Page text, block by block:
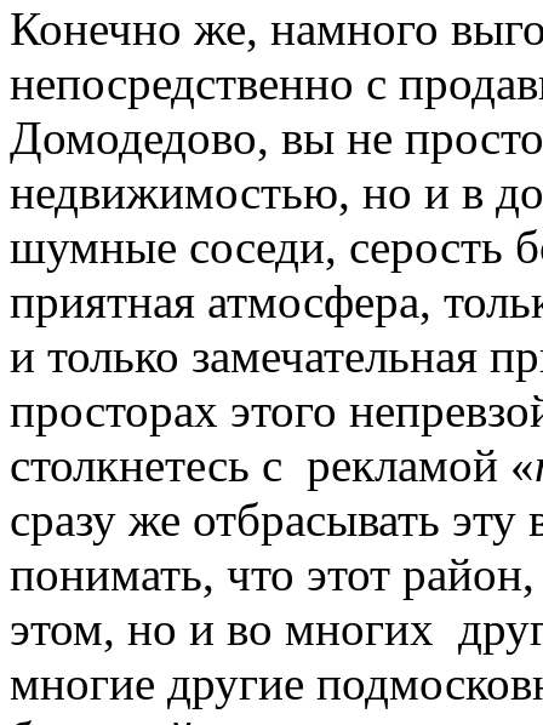
Конечно же, намного
непосредственно с
Домодедово, вы не
недвижимостью, но и в
шумные соседи, серость
приятная атмосфера,
и только замечательная
просторах этого
столкнетесь с рекламой «
сразу же отбрасывать
понимать, что этот
этом, но и во многих
многие другие